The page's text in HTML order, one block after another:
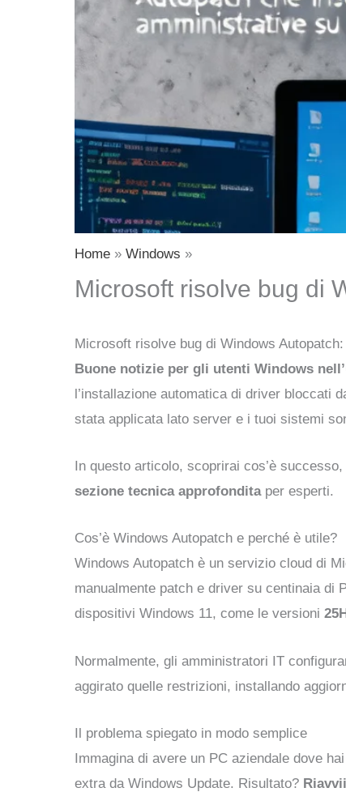
Home Windows
Microsoft risolve bug di
Microsoft risolve bug di Windows
Buone notizie per gli utenti Windows
l’installazione automatica di driver bloccati
stata applicata lato server e i tuoi sistemi
In questo articolo, scoprirai cos’è
sezione tecnica approfonditaper esperti.
Cos’è Windows Autopatch e perché è utile?
Windows Autopatch è un servizio cloud di
manualmente patch e driver su centinaia di
dispositivi Windows 11, come le versioni
Normalmente, gli amministratori IT
aggirato quelle restrizioni, installando
Il problema spiegato in modo semplice
Immagina di avere un PC aziendale dove
extra da Windows Update. Risultato?